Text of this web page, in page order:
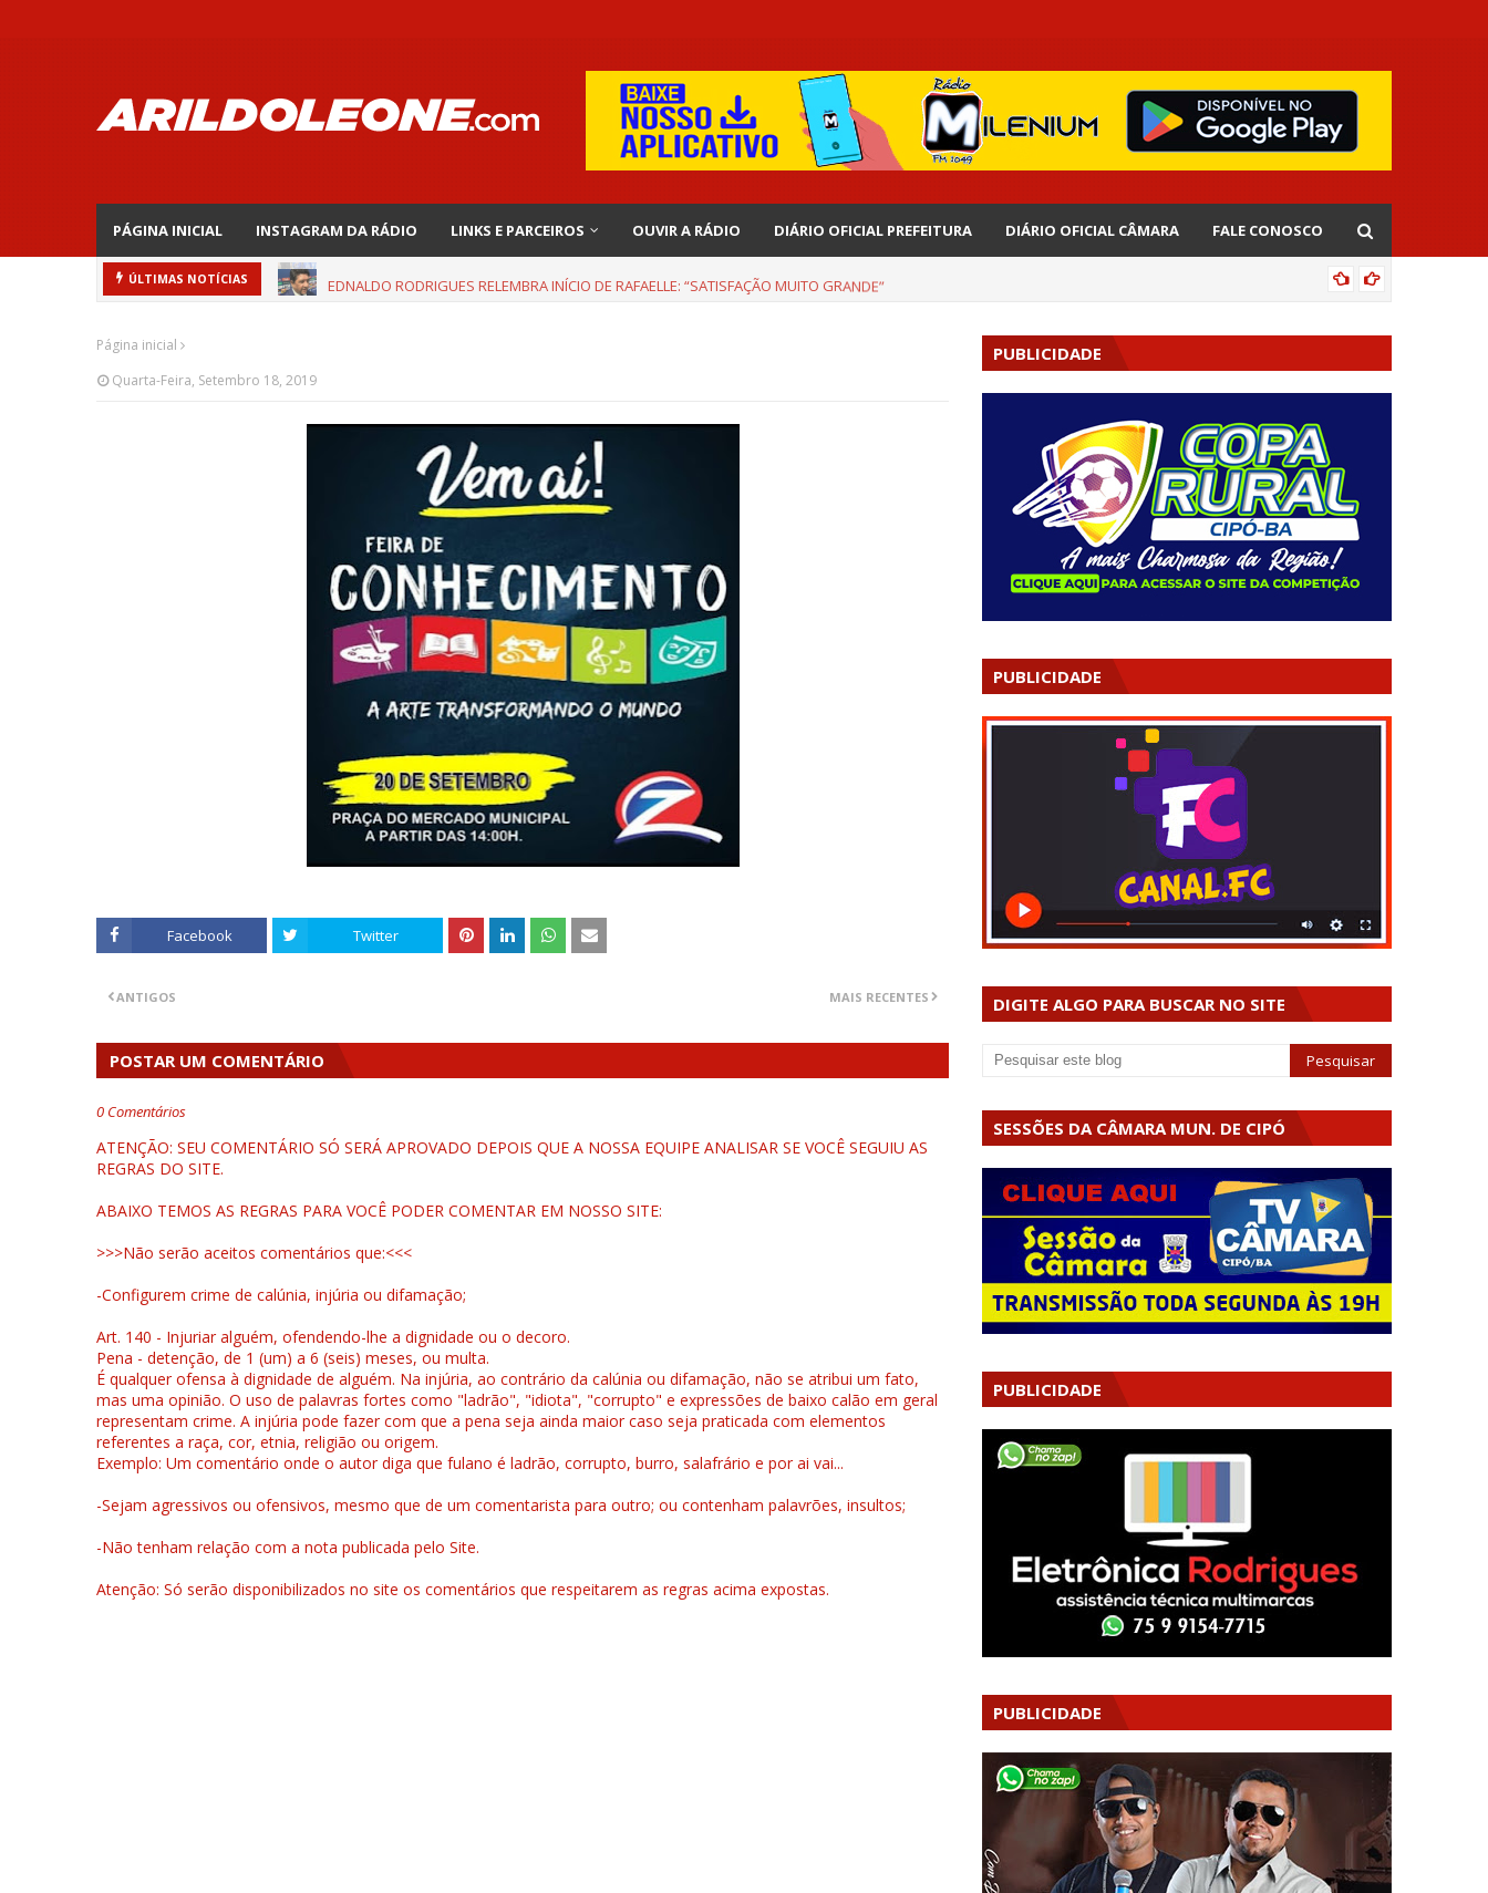
PÁGINA INICIAL INSTAGRAM DA RÁDIO LINKS E PARCEIROS OUVIR A RÁDIO DIÁRIO OFICIAL PREFEITURA DIÁRIO OFICIAL CÂMARA FALE CONOSCO
ÚLTIMAS NOTÍCIAS EDNALDO RODRIGUES RELEMBRA INÍCIO DE RAFAELLE: “SATISFAÇÃO MUITO GRANDE”
Página inicial
Quarta-Feira, Setembro 18, 2019
Facebook Twitter
MAIS RECENTES
ANTIGOS
POSTAR UM COMENTÁRIO
0 Comentários
ATENÇÃO: SEU COMENTÁRIO SÓ SERÁ APROVADO DEPOIS QUE A NOSSA EQUIPE ANALISAR SE VOCÊ SEGUIU AS
REGRAS DO SITE.
ABAIXO TEMOS AS REGRAS PARA VOCÊ PODER COMENTAR EM NOSSO SITE:
>>>Não serão aceitos comentários que:<<<
-Configurem crime de calúnia, injúria ou difamação;
Art. 140 - Injuriar alguém, ofendendo-lhe a dignidade ou o decoro.
Pena - detenção, de 1 (um) a 6 (seis) meses, ou multa.
É qualquer ofensa à dignidade de alguém. Na injúria, ao contrário da calúnia ou difamação, não se atribui um fato,
mas uma opinião. O uso de palavras fortes como "ladrão", "idiota", "corrupto" e expressões de baixo calão em geral
representam crime. A injúria pode fazer com que a pena seja ainda maior caso seja praticada com elementos
referentes a raça, cor, etnia, religião ou origem.
Exemplo: Um comentário onde o autor diga que fulano é ladrão, corrupto, burro, salafrário e por ai vai...
-Sejam agressivos ou ofensivos, mesmo que de um comentarista para outro; ou contenham palavrões, insultos;
-Não tenham relação com a nota publicada pelo Site.
Atenção: Só serão disponibilizados no site os comentários que respeitarem as regras acima expostas.
PUBLICIDADE
PUBLICIDADE
DIGITE ALGO PARA BUSCAR NO SITE
SESSÕES DA CÂMARA MUN. DE CIPÓ
PUBLICIDADE
PUBLICIDADE